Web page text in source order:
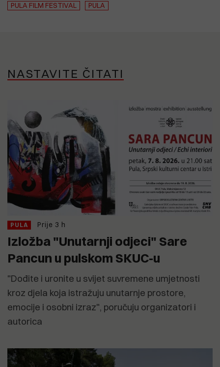
PULA FILM FESTIVAL
PULA
NASTAVITE ČITATI
PULA Prije 3 h
Izložba "Unutarnji odjeci" Sare
Pancun u pulskom SKUC-u
"Dođite i uronite u svijet suvremene umjetnosti
kroz djela koja istražuju unutarnje prostore,
emocije i osobni izraz", poručuju organizatori i
autorica